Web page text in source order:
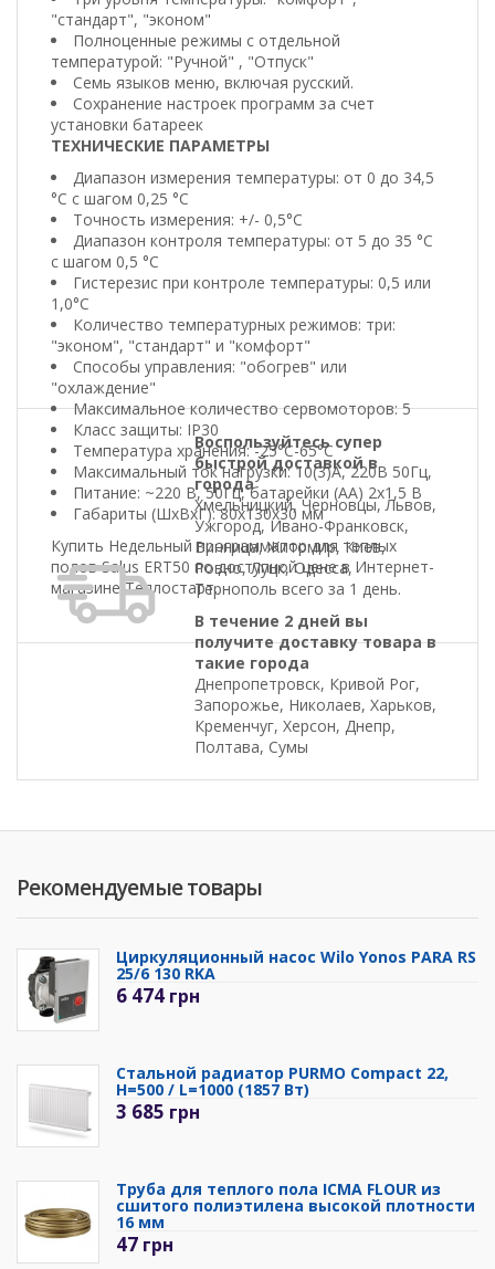
"стандарт", "эконом"
Полноценные режимы с отдельной
температурой: "Ручной" , "Отпуск"
Семь языков меню, включая русский.
Сохранение настроек программ за счет
установки батареек
ТЕХНИЧЕСКИЕ ПАРАМЕТРЫ
Диапазон измерения температуры: от 0 до 34,5
°C с шагом 0,25 °C
Точность измерения: +/- 0,5°C
Диапазон контроля температуры: от 5 до 35 °C
с шагом 0,5 °C
Гистерезис при контроле температуры: 0,5 или
1,0°C
Количество температурных режимов: три:
"эконом", "стандарт" и "комфорт"
Способы управления: "обогрев" или
"охлаждение"
Максимальное количество сервомоторов: 5
Класс защиты: IP30
Температура хранения: -25°C-65°C
Максимальный ток нагрузки: 10(3)А, 220В 50Гц,
Питание: ~220 В, 50Гц, батарейки (АА) 2х1,5 В
Габариты (ШхВхГ): 80х130х30 мм
Купить Недельный программатор для теплых
полов Salus ERT50 по доступной цене в Интернет-
магазине Теплостарт.
Воспользуйтесь супер
быстрой доставкой в
города
Хмельницкий, Черновцы, Львов,
Ужгород, Ивано-Франковск,
Винница, Житомир, Киев,
Ровно, Луцк, Одесса,
Тернополь всего за 1 день.
В течение 2 дней вы
получите доставку товара в
такие города
Днепропетровск, Кривой Рог,
Запорожье, Николаев, Харьков,
Кременчуг, Херсон, Днепр,
Полтава, Сумы
Рекомендуемые товары
Циркуляционный насос Wilo Yonos PARA RS
25/6 130 RKA
6 474 грн
Стальной радиатор PURMO Compact 22,
H=500 / L=1000 (1857 Вт)
3 685 грн
Труба для теплого пола ICMA FLOUR из
сшитого полиэтилена высокой плотности
16 мм
47 грн